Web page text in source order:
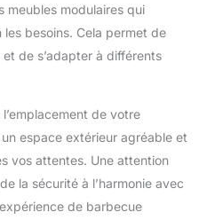
meubles modulaires qui
besoins. Cela permet de
de s’adapter à différents
de votre
espace extérieur agréable et
vos attentes. Une attention
la sécurité à l’harmonie avec
de barbecue